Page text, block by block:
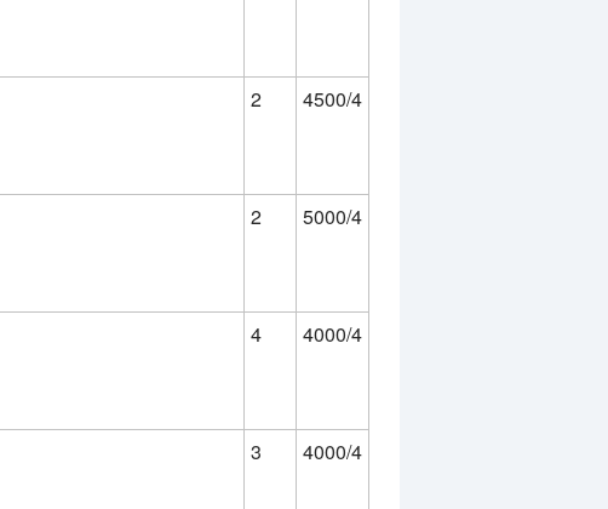
2 4500/4
2 5000/4
4 4000/4
3 4000/4